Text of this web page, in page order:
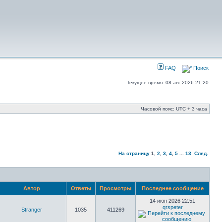
FAQ Поиск
Текущее время: 08 авг 2026 21:20
Часовой пояс: UTC + 3 часа
На страницу 1 2 3 4 5 13 След.
Автор Ответы Просмотры Последнее сообщение
Stranger 1035 411269
14 июн 2026 22:51
qrspeter